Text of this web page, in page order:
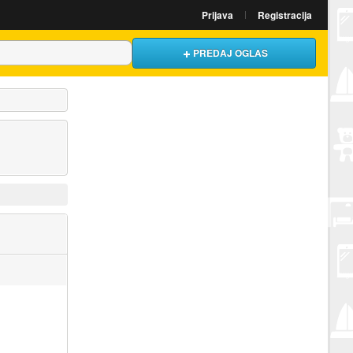
Prijava Registracija
PREDAJ OGLAS